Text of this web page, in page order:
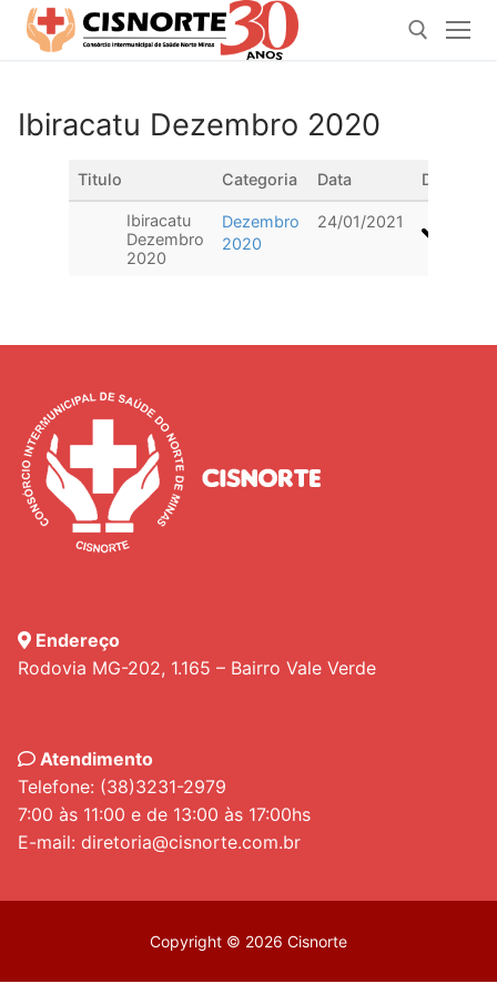
Pular
para
Pesquisar por:
Ibiracatu Dezembro 2020
Titulo Categoria Data
Ibiracatu
Dezembro
2020
Dezembro
2020
24/01/2021
Endereço
Rodovia MG-202, 1.165 – Bairro Vale Verde
Atendimento
Telefone: (38)3231-2979
7:00 às 11:00 e de 13:00 às 17:00hs
E-mail: diretoria@cisnorte.com.br
Copyright © 2026 Cisnorte